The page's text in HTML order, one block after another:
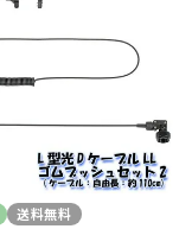
送料無料